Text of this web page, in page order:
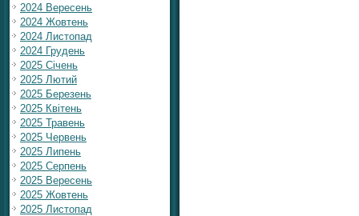
2024 Вересень
2024 Жовтень
2024 Листопад
2024 Грудень
2025 Січень
2025 Лютий
2025 Березень
2025 Квітень
2025 Травень
2025 Червень
2025 Липень
2025 Серпень
2025 Вересень
2025 Жовтень
2025 Листопад